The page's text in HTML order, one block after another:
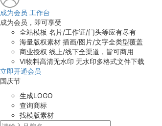
成为会员 工作台
成为会员，即可享受
全站模板 名片/工作证/门头等应有尽有
海量版权素材 插画/图片/文字全类型覆盖
商业授权 线上/线下全渠道，皆可商用
VI物料高清无水印 无水印多格式文件下载
立即开通会员
国庆节
生成LOGO
查询商标
找模版素材